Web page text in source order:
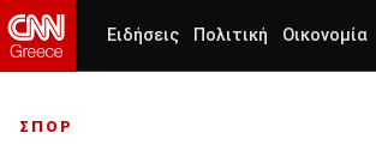
Ειδήσεις Πολιτική Οικονομία
ΣΠΟΡ